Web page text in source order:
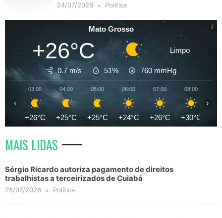
24/07/2026 Política
Mato Grosso
+26°C Limpo
0.7 m/s 51% 760 mmHg
03:00
+26°C
04:00
+25°C
05:00
+25°C
06:00
+24°C
07:00
+26°C
08:00
+30°C
‹ ›
MAIS LIDAS
Sérgio Ricardo autoriza pagamento de direitos
trabalhistas a terceirizados de Cuiabá
25/07/2026 Política